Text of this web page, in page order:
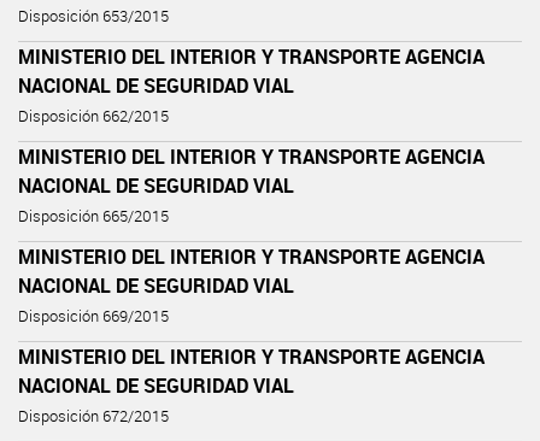
Disposición 653/2015
MINISTERIO DEL INTERIOR Y TRANSPORTE AGENCIA
NACIONAL DE SEGURIDAD VIAL
Disposición 662/2015
MINISTERIO DEL INTERIOR Y TRANSPORTE AGENCIA
NACIONAL DE SEGURIDAD VIAL
Disposición 665/2015
MINISTERIO DEL INTERIOR Y TRANSPORTE AGENCIA
NACIONAL DE SEGURIDAD VIAL
Disposición 669/2015
MINISTERIO DEL INTERIOR Y TRANSPORTE AGENCIA
NACIONAL DE SEGURIDAD VIAL
Disposición 672/2015